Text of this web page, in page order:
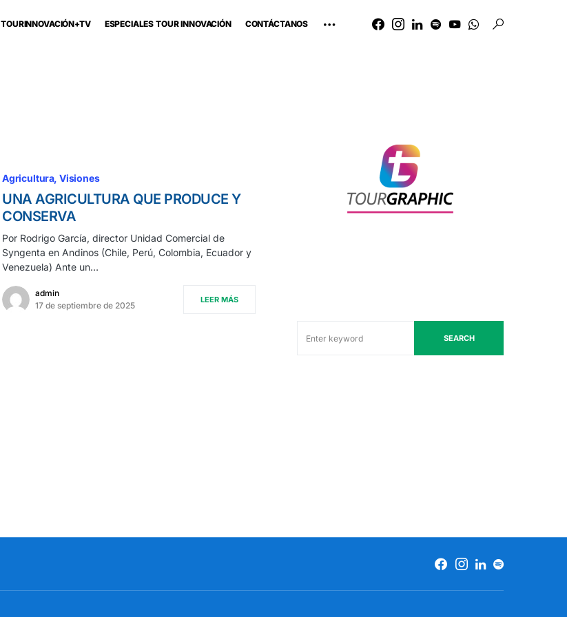
TOURINNOVACIÓN+TV ESPECIALES TOUR INNOVACIÓN CONTÁCTANOS
Agricultura Visiones
UNA AGRICULTURA QUE PRODUCE Y
CONSERVA
Por Rodrigo García, director Unidad Comercial de
Syngenta en Andinos (Chile, Perú, Colombia, Ecuador y
Venezuela) Ante un…
admin
17 de septiembre de 2025
LEER MÁS
SEARCH